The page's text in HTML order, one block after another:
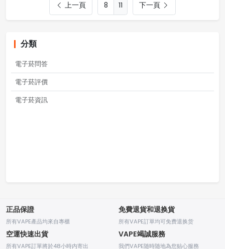
上一頁 11 下一頁
分類
電子菸問答
電子菸評價
電子菸資訊
正品保證
所有VAPE產品均來自專櫃
免費退貨和退换貨
所有VAPE訂單均可免费退换货
空運快速出貨
所有VAPE訂單將於48小時内寄出
VAPE竭誠服務
我們VAPE随時随地為您贴心服務